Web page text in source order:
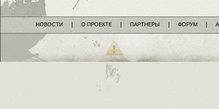
НОВОСТИ О ПРОЕКТЕ ПАРТНЕРЫ ФОРУМ